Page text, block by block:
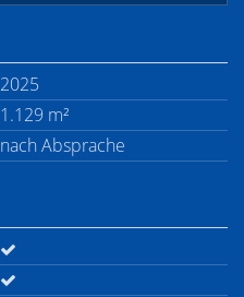
2025
1.129 m²
nach Absprache